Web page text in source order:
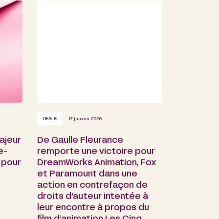
pour
DEALS 17 janvier 2020
De Gaulle Fleurance
remporte une victoire pour
DreamWorks Animation, Fox
et Paramount dans une
action en contrefaçon de
droits d’auteur intentée à
leur encontre à propos du